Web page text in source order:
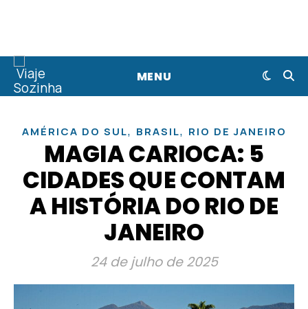
MENU
AMÉRICA DO SUL, BRASIL, RIO DE JANEIRO
MAGIA CARIOCA: 5
CIDADES QUE CONTAM
A HISTÓRIA DO RIO DE
JANEIRO
24 de julho de 2025